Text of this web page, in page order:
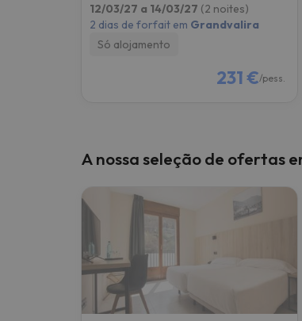
12/03/27 a 14/03/27 (2 noites)
2 dias de forfait em Grandvalira
Só alojamento
231 €/pess.
A nossa seleção de ofertas